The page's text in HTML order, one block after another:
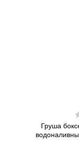
Груша